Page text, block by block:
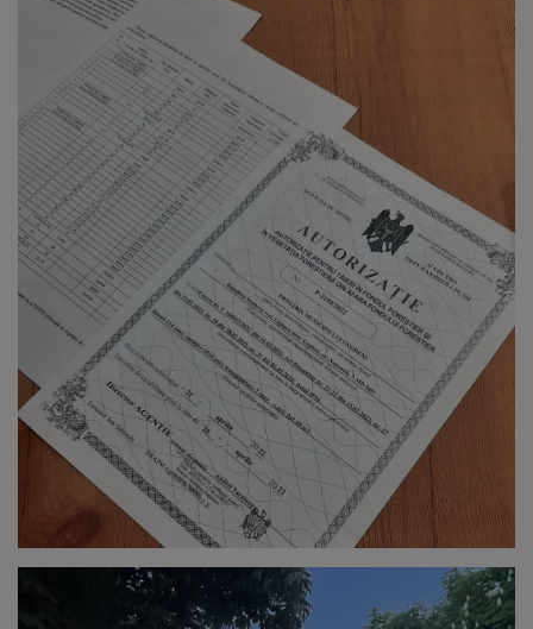
Galerie
video
Galerii
foto
Administrație
Primărie
Primar
Viceprimari
Organigrama
Aparatul
primăriei